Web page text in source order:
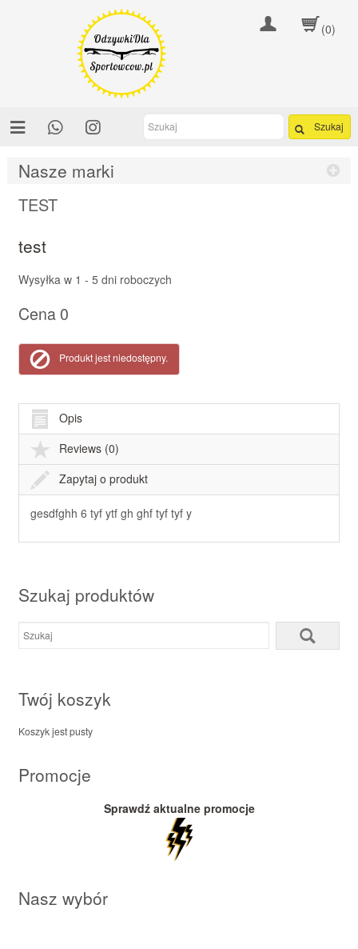
(0)
Szukaj
Nasze marki
TEST
test
Wysyłka w 1 - 5 dni roboczych
Cena 0
Produkt jest niedostępny.
Opis
Reviews (0)
Zapytaj o produkt
gesdfghh 6 tyf ytf gh ghf tyf tyf y
Szukaj produktów
Twój koszyk
Koszyk jest pusty
Promocje
Sprawdź aktualne promocje
Nasz wybór